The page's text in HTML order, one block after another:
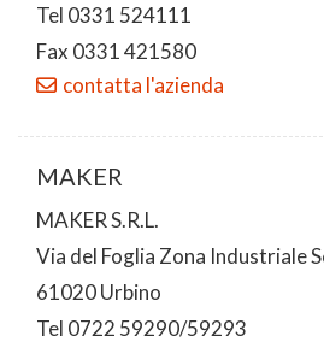
Tel 0331 524111
Fax 0331 421580
contatta l'azienda
MAKER
MAKER S.R.L.
Via del Foglia Zona Industriale
61020 Urbino
Tel 0722 59290/59293